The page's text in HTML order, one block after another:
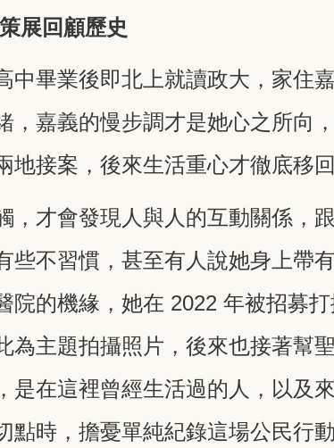
展回顧歷史
中畢業後即北上就讀政大，家住
，嘉義的慢步調才是她心之所向
地接案，後來生活重心才徹底移回
，才會發現人與人的互動關係，
些不習慣，甚至有人說她身上帶
院的機緣，她在 2022 年被招募
為主題拍攝照片，後來也接著幫
是在這裡曾經生活過的人，以及
點時，擔憂單純紀錄這場公民行